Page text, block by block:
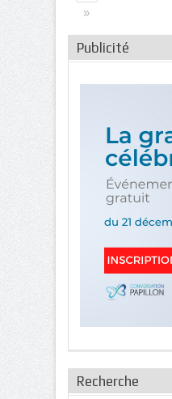
»
Publicité
Recherche